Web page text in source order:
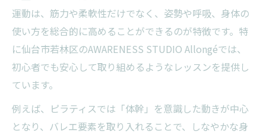
運動は、筋力や柔軟性だけでなく、姿勢や呼吸、身体の
使い方を総合的に高めることができるのが特徴です。特
に仙台市若林区のAWARENESS STUDIO Allongéでは、
初心者でも安心して取り組めるようなレッスンを提供し
ています。
例えば、ピラティスでは「体幹」を意識した動きが中心
となり、バレエ要素を取り入れることで、しなやかな身